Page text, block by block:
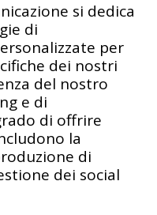
si dedica
di
per
dei nostri
del nostro
e di
di offrire
la
di
dei social